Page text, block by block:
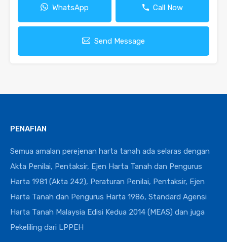
WhatsApp Call Now
Send Message
PENAFIAN
Semua amalan perejenan harta tanah ada selaras dengan
Akta Penilai, Pentaksir, Ejen Harta Tanah dan Pengurus
Harta 1981 (Akta 242), Peraturan Penilai, Pentaksir, Ejen
Harta Tanah dan Pengurus Harta 1986, Standard Agensi
Harta Tanah Malaysia Edisi Kedua 2014 (MEAS) dan juga
Pekeliling dari LPPEH